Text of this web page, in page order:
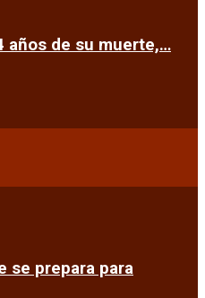
años de su muerte,…
se prepara para